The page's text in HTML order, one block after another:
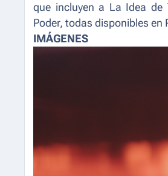
que incluyen a La Idea de
Poder, todas disponibles en
IMÁGENES